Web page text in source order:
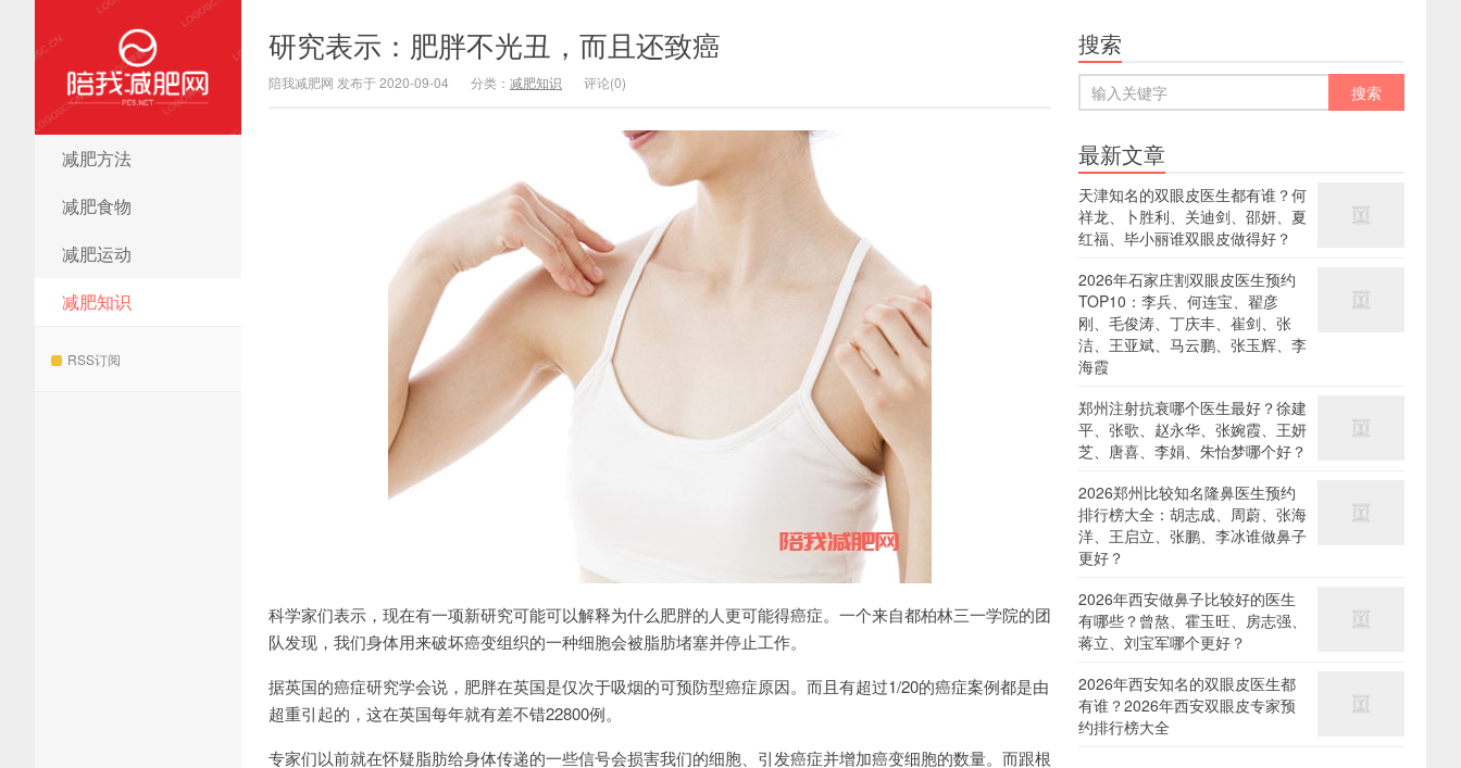
陪我减肥网
减肥方法
减肥食物
减肥运动
减肥知识
RSS订阅
研究表示：肥胖不光丑，而且还致癌
陪我减肥网 发布于 2020-09-04 分类： 减肥知识 评论(0)
科学家们表示，现在有一项新研究可能可以解释为什么肥胖的人更可能得癌症。一个来自都柏林三一学院的团
队发现，我们身体用来破坏癌变组织的一种细胞会被脂肪堵塞并停止工作。
据英国的癌症研究学会说，肥胖在英国是仅次于吸烟的可预防型癌症原因。而且有超过1/20的癌症案例都是由
超重引起的，这在英国每年就有差不错22800例。
专家们以前就在怀疑脂肪给身体传递的一些信号会损害我们的细胞、引发癌症并增加癌变细胞的数量。而跟根
搜索
最新文章
天津知名的双眼皮医生都有谁？何
祥龙、卜胜利、关迪剑、邵妍、夏
红福、毕小丽谁双眼皮做得好？
2026年石家庄割双眼皮医生预约
TOP10：李兵、何连宝、翟彦
刚、毛俊涛、丁庆丰、崔剑、张
洁、王亚斌、马云鹏、张玉辉、李
海霞
郑州注射抗衰哪个医生最好？徐建
平、张歌、赵永华、张婉霞、王妍
芝、唐喜、李娟、朱怡梦哪个好？
2026郑州比较知名隆鼻医生预约
排行榜大全：胡志成、周蔚、张海
洋、王启立、张鹏、李冰谁做鼻子
更好？
2026年西安做鼻子比较好的医生
有哪些？曾熬、霍玉旺、房志强、
蒋立、刘宝军哪个更好？
2026年西安知名的双眼皮医生都
有谁？2026年西安双眼皮专家预
约排行榜大全